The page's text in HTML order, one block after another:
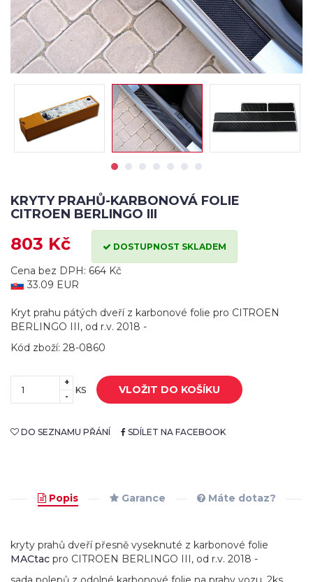
KRYTY PRAHŮ-KARBONOVÁ FOLIE
CITROEN BERLINGO III
803 Kč DOSTUPNOST SKLADEM
Cena bez DPH: 664 Kč
33.09 EUR
Kryt prahu pátých dveří z karbonové folie pro CITROEN
BERLINGO III, od r.v. 2018 -
Kód zboží: 28-0860
+
-
KS VLOŽIT DO KOŠÍKU
DO SEZNAMU PŘÁNÍ SDÍLET NA FACEBOOK
Popis Garance Máte dotaz?
kryty prahů dveří přesně vyseknuté z karbonové folie
MACtac pro CITROEN BERLINGO III, od r.v. 2018 -